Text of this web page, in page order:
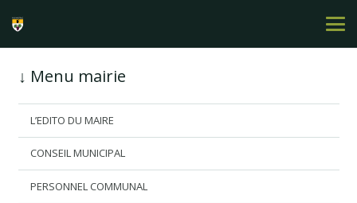
↓ Menu mairie
L’EDITO DU MAIRE
CONSEIL MUNICIPAL
PERSONNEL COMMUNAL